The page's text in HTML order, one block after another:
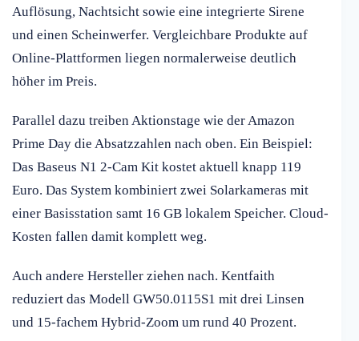
Auflösung, Nachtsicht sowie eine integrierte Sirene
und einen Scheinwerfer. Vergleichbare Produkte auf
Online-Plattformen liegen normalerweise deutlich
höher im Preis.
Parallel dazu treiben Aktionstage wie der Amazon
Prime Day die Absatzzahlen nach oben. Ein Beispiel:
Das Baseus N1 2-Cam Kit kostet aktuell knapp 119
Euro. Das System kombiniert zwei Solarkameras mit
einer Basisstation samt 16 GB lokalem Speicher. Cloud-
Kosten fallen damit komplett weg.
Auch andere Hersteller ziehen nach. Kentfaith
reduziert das Modell GW50.0115S1 mit drei Linsen
und 15-fachem Hybrid-Zoom um rund 40 Prozent.